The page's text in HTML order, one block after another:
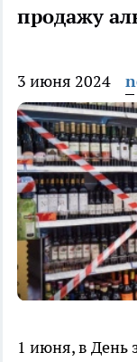
продажу
3 июня 2024
1 июня, в День